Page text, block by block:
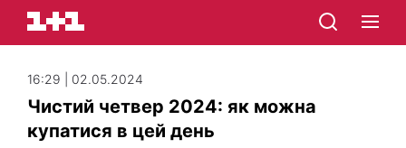
16:29 | 02.05.2024
Чистий четвер 2024: як можна
купатися в цей день